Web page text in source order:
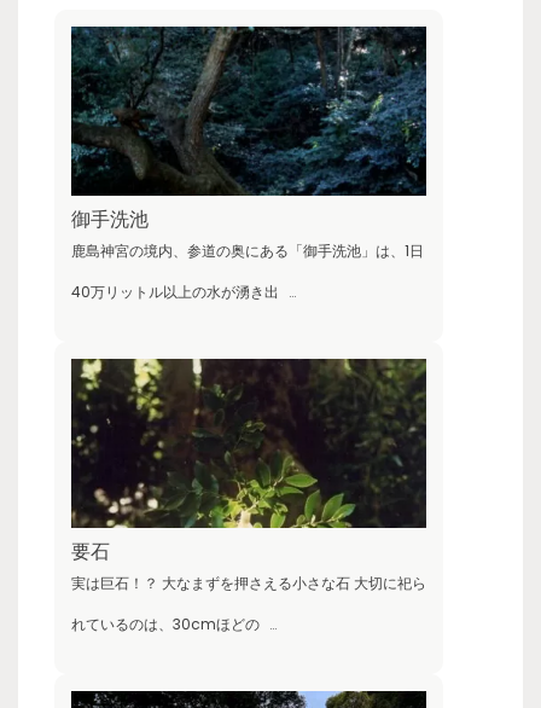
御手洗池
鹿島神宮の境内、参道の奥にある「御手洗池」は、1日
40万リットル以上の水が湧き出
…
要石
実は巨石！？ 大なまずを押さえる小さな石 大切に祀ら
れているのは、30cmほどの …